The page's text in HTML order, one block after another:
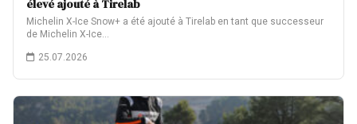
élevé ajouté à Tirelab
Michelin X-Ice Snow+ a été ajouté à Tirelab en tant que successeur
de Michelin X-Ice…
25.07.2026